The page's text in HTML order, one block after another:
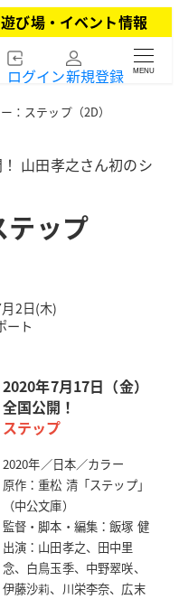
び場・イベント情報
ログイン新規登録 MENU
：ステップ（2D）
山田孝之さん初のシ
テップ
2日(木)
ート
2020年7月17日（金）
全国公開！
ステップ
2020年／日本／カラー
原作：重松 清「ステップ」
（中公文庫）
監督・脚本・編集：飯塚 健
出演：山田孝之、田中里
念、白鳥玉季、中野翠咲、
伊藤沙莉、川栄李奈、広末